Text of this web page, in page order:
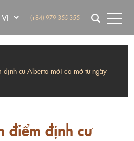
(+84) 979 355 355
định cư Alberta mới đã mở từ ngày
điểm định cư